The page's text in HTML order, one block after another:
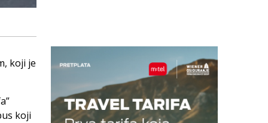
koji je
koji